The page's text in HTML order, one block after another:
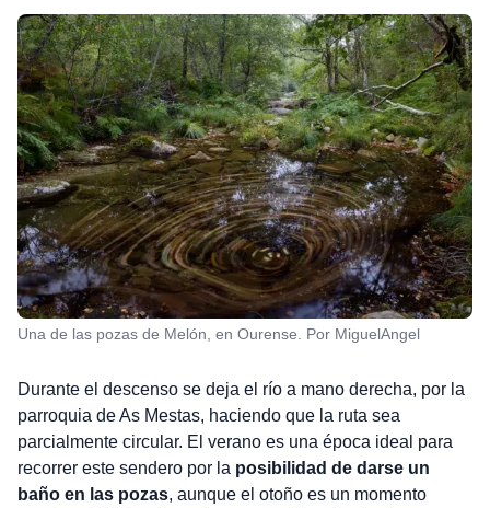
Una de las pozas de Melón, en Ourense. Por MiguelAngel
Durante el descenso se deja el río a mano derecha, por la
parroquia de As Mestas, haciendo que la ruta sea
parcialmente circular. El verano es una época ideal para
recorrer este sendero por la posibilidad de darse un
baño en las pozas, aunque el otoño es un momento